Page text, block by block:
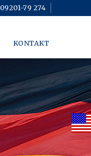
09201-79 274
KONTAKT